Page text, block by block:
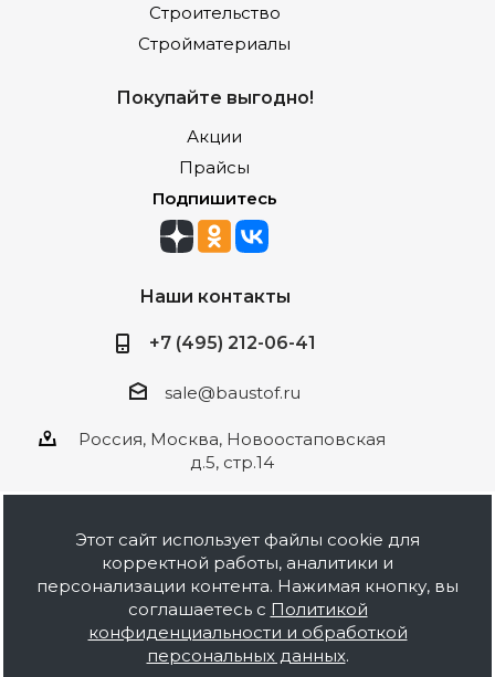
Строительство
Стройматериалы
Покупайте выгодно!
Акции
Прайсы
Подпишитесь
Наши контакты
+7 (495) 212-06-41
sale@baustof.ru
Россия, Москва, Новоостаповская
д.5, стр.14
2026 © ООО Баустов. Собственное
производство лакокрасочной продукции,
оптовая и розничная продажа строительных
материалов, комплектация объектов под ключ.
Информация на сайте носит ознакомительный
Этот сайт использует файлы cookie для
корректной работы, аналитики и
персонализации контента. Нажимая кнопку, вы
соглашаетесь с Политикой
конфиденциальности и обработкой
персональных данных.